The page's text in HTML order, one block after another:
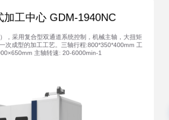
加工中心 GDM-1940NC
，采用复合型双通道系统控制，机械主轴，大扭矩
次成型的加工工艺。三轴行程:800*350*400mm 工
主轴转速: 20-6000min-1